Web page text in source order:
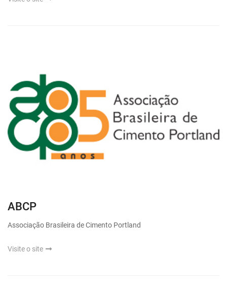
ABCP
Associação Brasileira de Cimento Portland
Visite o site